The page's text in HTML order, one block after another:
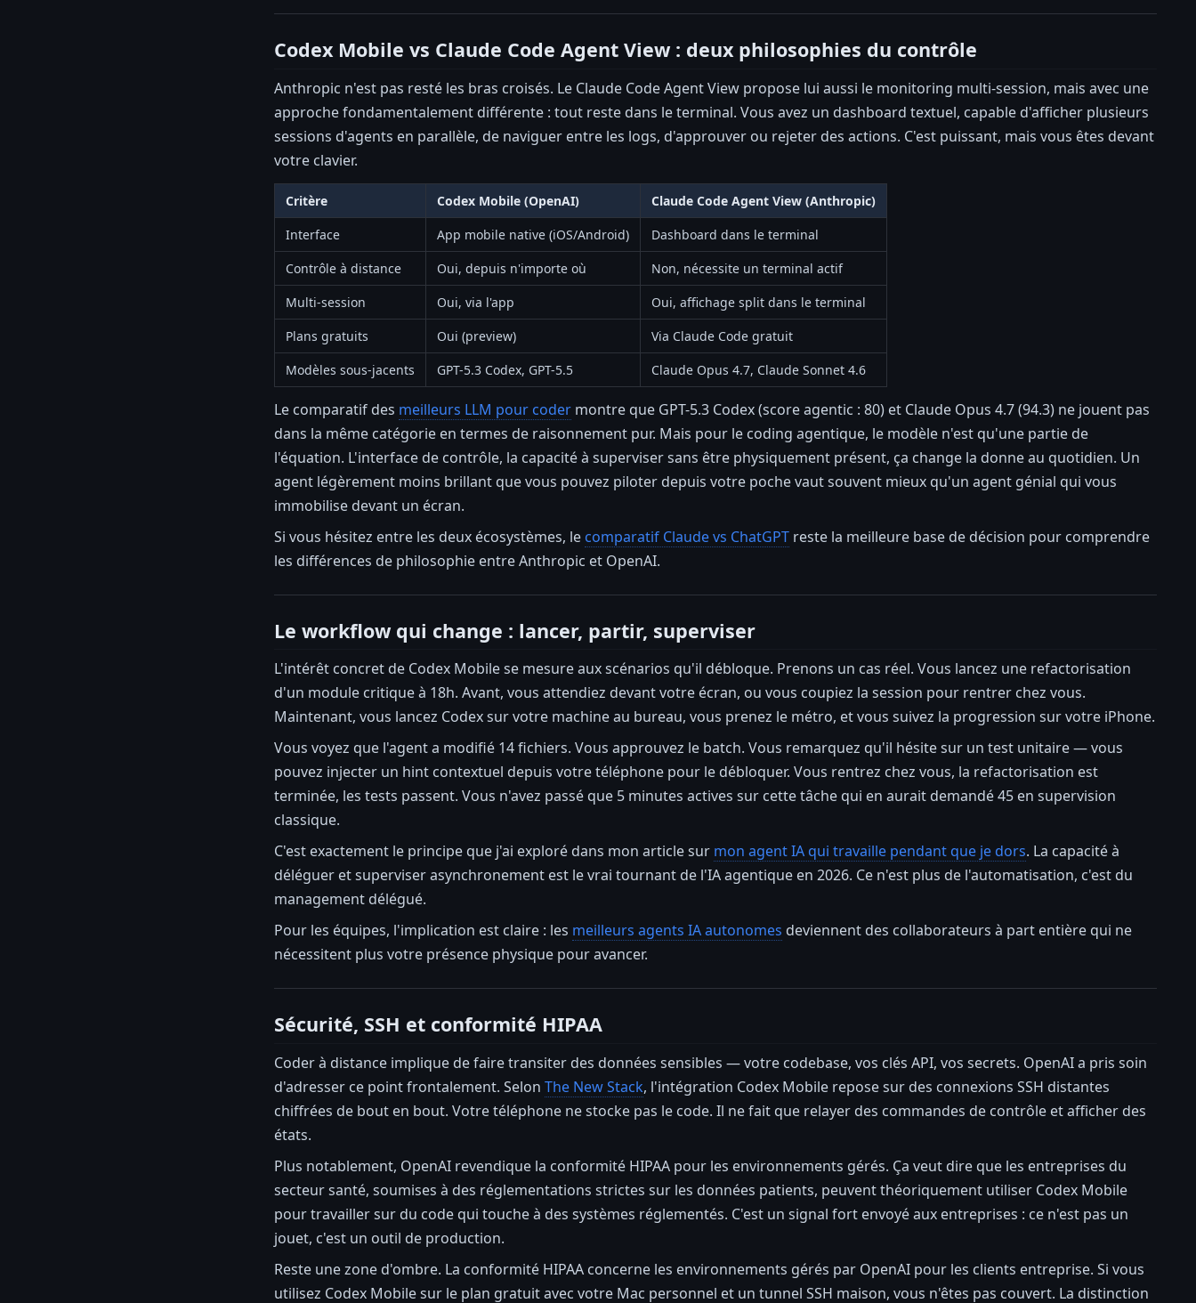
Codex Mobile vs Claude Code Agent View : deux philosophies du contrôle
Anthropic n'est pas resté les bras croisés. Le Claude Code Agent View propose lui aussi le monitoring multi-session, mais avec une
approche fondamentalement différente : tout reste dans le terminal. Vous avez un dashboard textuel, capable d'afficher plusieurs
sessions d'agents en parallèle, de naviguer entre les logs, d'approuver ou rejeter des actions. C'est puissant, mais vous êtes devant
votre clavier.
Critère Codex Mobile (OpenAI)
Claude Code Agent View (Anthropic)
Interface
App mobile native (iOS/Android)
Dashboard dans le terminal
Contrôle à distance
Oui, depuis n'importe où
Non, nécessite un terminal actif
Multi-session
Oui, via l'app
Oui, affichage split dans le terminal
Plans gratuits
Oui (preview)
Via Claude Code gratuit
Modèles sous-jacents
GPT-5.3 Codex, GPT-5.5 Claude Opus 4.7, Claude Sonnet 4.6
Le comparatif des meilleurs LLM pour coder montre que GPT-5.3 Codex (score agentic : 80) et Claude Opus 4.7 (94.3) ne jouent pas
dans la même catégorie en termes de raisonnement pur. Mais pour le coding agentique, le modèle n'est qu'une partie de
l'équation. L'interface de contrôle, la capacité à superviser sans être physiquement présent, ça change la donne au quotidien. Un
agent légèrement moins brillant que vous pouvez piloter depuis votre poche vaut souvent mieux qu'un agent génial qui vous
immobilise devant un écran.
Si vous hésitez entre les deux écosystèmes, le comparatif Claude vs ChatGPT reste la meilleure base de décision pour comprendre
les différences de philosophie entre Anthropic et OpenAI.
Le workflow qui change : lancer, partir, superviser
L'intérêt concret de Codex Mobile se mesure aux scénarios qu'il débloque. Prenons un cas réel. Vous lancez une refactorisation
d'un module critique à 18h. Avant, vous attendiez devant votre écran, ou vous coupiez la session pour rentrer chez vous.
Maintenant, vous lancez Codex sur votre machine au bureau, vous prenez le métro, et vous suivez la progression sur votre iPhone.
Vous voyez que l'agent a modifié 14 fichiers. Vous approuvez le batch. Vous remarquez qu'il hésite sur un test unitaire — vous
pouvez injecter un hint contextuel depuis votre téléphone pour le débloquer. Vous rentrez chez vous, la refactorisation est
terminée, les tests passent. Vous n'avez passé que 5 minutes actives sur cette tâche qui en aurait demandé 45 en supervision
classique.
C'est exactement le principe que j'ai exploré dans mon article sur mon agent IA qui travaille pendant que je dors. La capacité à
déléguer et superviser asynchronement est le vrai tournant de l'IA agentique en 2026. Ce n'est plus de l'automatisation, c'est du
management délégué.
Pour les équipes, l'implication est claire : les meilleurs agents IA autonomes deviennent des collaborateurs à part entière qui ne
nécessitent plus votre présence physique pour avancer.
Sécurité, SSH et conformité HIPAA
Coder à distance implique de faire transiter des données sensibles — votre codebase, vos clés API, vos secrets. OpenAI a pris soin
d'adresser ce point frontalement. Selon The New Stack, l'intégration Codex Mobile repose sur des connexions SSH distantes
chiffrées de bout en bout. Votre téléphone ne stocke pas le code. Il ne fait que relayer des commandes de contrôle et afficher des
états.
Plus notablement, OpenAI revendique la conformité HIPAA pour les environnements gérés. Ça veut dire que les entreprises du
secteur santé, soumises à des réglementations strictes sur les données patients, peuvent théoriquement utiliser Codex Mobile
pour travailler sur du code qui touche à des systèmes réglementés. C'est un signal fort envoyé aux entreprises : ce n'est pas un
jouet, c'est un outil de production.
Reste une zone d'ombre. La conformité HIPAA concerne les environnements gérés par OpenAI pour les clients entreprise. Si vous
utilisez Codex Mobile sur le plan gratuit avec votre Mac personnel et un tunnel SSH maison, vous n'êtes pas couvert. La distinction